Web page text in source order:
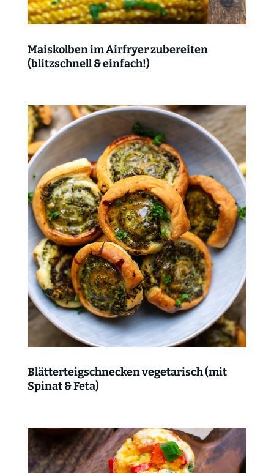
Maiskolben im Airfryer zubereiten
(blitzschnell & einfach!)
Blätterteigschnecken vegetarisch (mit
Spinat & Feta)